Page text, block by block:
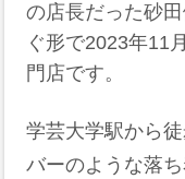
の店長だった砂
ぐ形で2023年11
門店です。
学芸大学駅から
バーのような落